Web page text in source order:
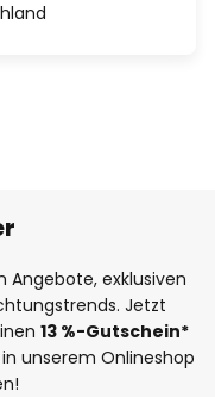
Angebote, exklusiven
Jetzt
13 %-Gutschein*
unserem Onlineshop